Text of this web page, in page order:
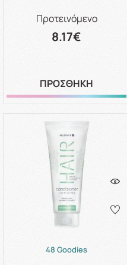
Προτεινόμενο
8.17€
ΠΡΟΣΘΗΚΗ
48 Goodies